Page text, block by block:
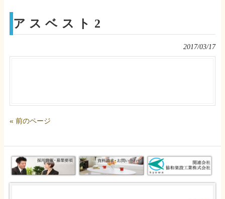
アスベスト2
2017/03/17
« 前のページ